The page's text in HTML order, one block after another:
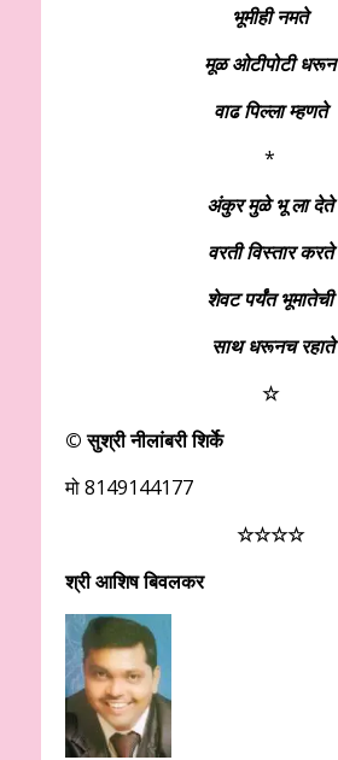
भूमीही नमते
मूळ ओटीपोटी धरून
वाढ पिल्ला म्हणते
*
अंकुर मुळे भू ला देते
वरती विस्तार करते
शेवट पर्यंत भूमातेची
साथ धरूनच रहाते
☆
© सुश्री नीलांबरी शिर्के
मो 8149144177
☆☆☆☆
श्री आशिष बिवलकर